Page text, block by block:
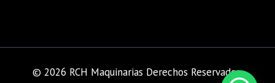
© 2026 RCH Maquinarias Derechos Reservados.